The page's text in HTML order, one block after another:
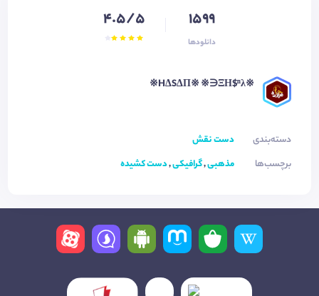
1599
دانلودها
4.5/5
※HΔSΔΠ※ ※∋ΞΗ$ⁿλ※
دسته‌بندی
دست نقش
برچسب‌ها
مذهبی,گرافیکی,دست کشیده